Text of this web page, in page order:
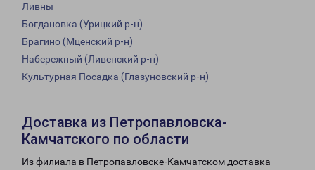
Ливны
Богдановка (Урицкий р-н)
Брагино (Мценский р-н)
Набережный (Ливенский р-н)
Культурная Посадка (Глазуновский р-н)
Доставка из Петропавловска-
Камчатского по области
Из филиала в Петропавловске-Камчатском доставка